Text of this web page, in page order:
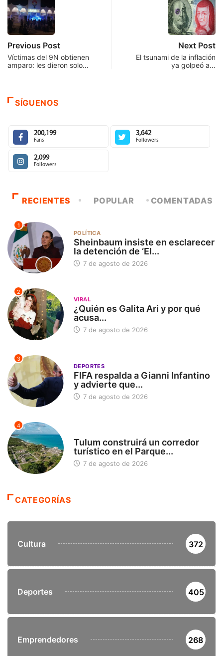
Previous Post
Víctimas del 9N obtienen
amparo: les dieron solo…
Next Post
El tsunami de la inflación
ya golpeó a…
SÍGUENOS
200,199
Fans
3,642
Followers
2,099
Followers
RECIENTES POPULAR COMENTADAS
1
POLÍTICA
Sheinbaum insiste en esclarecer
la detención de ‘El...
7 de agosto de 2026
2
VIRAL
¿Quién es Galita Ari y por qué
acusa...
7 de agosto de 2026
3
DEPORTES
FIFA respalda a Gianni Infantino
y advierte que...
7 de agosto de 2026
4
Tulum construirá un corredor
turístico en el Parque...
7 de agosto de 2026
CATEGORÍAS
Cultura 372
Deportes 405
Emprendedores 268